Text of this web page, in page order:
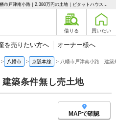
八幡市戸津南小路 建築条件無し売土地 京都府八幡市戸津南小路｜2,380万円の土地｜ピタットハウス小倉店 未来Design株式会社
借りる 買いたい
を売りたい方へ オーナー様へ
八幡市 京阪本線 八幡市戸津南小路 建築
築条件無し売土地
MAPで確認